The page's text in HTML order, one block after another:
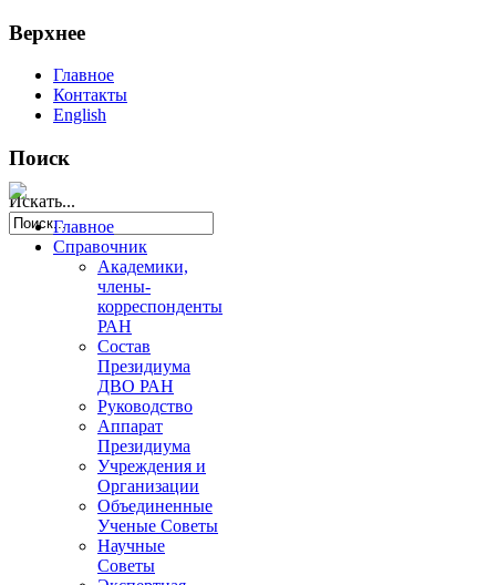
Верхнее
Главное
Контакты
English
Поиск
Искать...
Главное
Справочник
Академики,
члены-
корреспонденты
РАН
Состав
Президиума
ДВО РАН
Руководство
Аппарат
Президиума
Учреждения и
Организации
Объединенные
Ученые Советы
Научные
Советы